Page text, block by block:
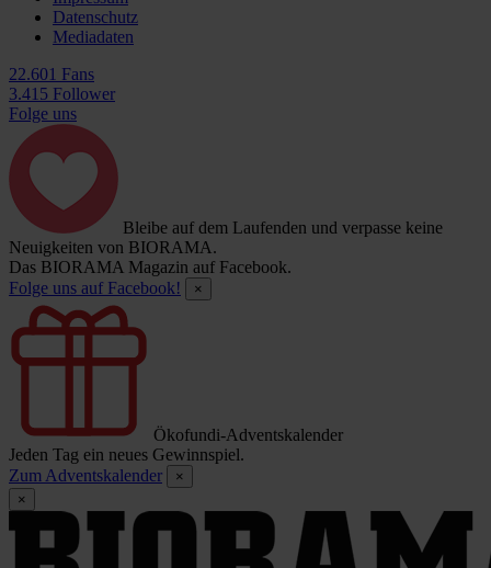
Datenschutz
Mediadaten
22.601 Fans
3.415 Follower
Folge uns
Bleibe auf dem Laufenden und verpasse keine
Neuigkeiten von BIORAMA.
Das BIORAMA Magazin auf Facebook.
Folge uns auf Facebook!
×
Ökofundi-Adventskalender
Jeden Tag ein neues Gewinnspiel.
Zum Adventskalender
×
×